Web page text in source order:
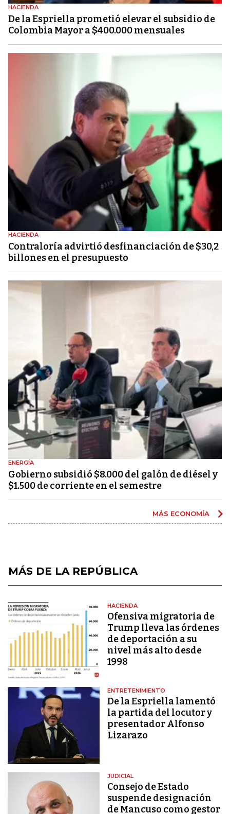
HACIENDA
De la Espriella prometió elevar el subsidio de
Colombia Mayor a $400.000 mensuales
HACIENDA
Contraloría advirtió desfinanciación de $30,2
billones en el presupuesto
ENERGÍA
Gobierno subsidió $8.000 del galón de diésel y
$1.500 de corriente en el semestre
MÁS ECONOMÍA
MÁS DE LA REPÚBLICA
HACIENDA
Ofensiva migratoria de
Trump lleva las órdenes
de deportación a su
nivel más alto desde
1998
ENTRETENIMIENTO
De la Espriella lamentó
la partida del locutor y
presentador Alfonso
Lizarazo
JUDICIAL
Consejo de Estado
suspende designación
de Mancuso como gestor